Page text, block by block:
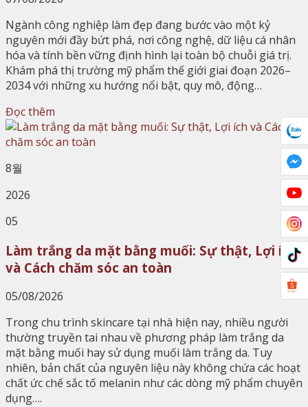
Ngành công nghiệp làm đẹp đang bước vào một kỷ
nguyên mới đầy bứt phá, nơi công nghệ, dữ liệu cá nhân
hóa và tính bền vững định hình lại toàn bộ chuỗi giá trị.
Khám phá thị trường mỹ phẩm thế giới giai đoạn 2026–
2034 với những xu hướng nổi bật, quy mô, động…
Đọc thêm
8월
2026
05
Làm trắng da mặt bằng muối: Sự thật, Lợi ích
và Cách chăm sóc an toàn
05/08/2026
Trong chu trình skincare tại nhà hiện nay, nhiều người
thường truyền tai nhau về phương pháp làm trắng da
mặt bằng muối hay sử dụng muối làm trắng da. Tuy
nhiên, bản chất của nguyên liệu này không chứa các hoạt
chất ức chế sắc tố melanin như các dòng mỹ phẩm chuyên
dụng….